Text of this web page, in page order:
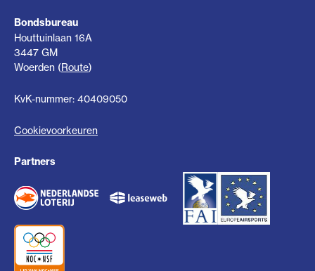
Bondsbureau
Houttuinlaan 16A
3447 GM
Woerden (Route)
KvK-nummer: 40409050
Cookievoorkeuren
Partners